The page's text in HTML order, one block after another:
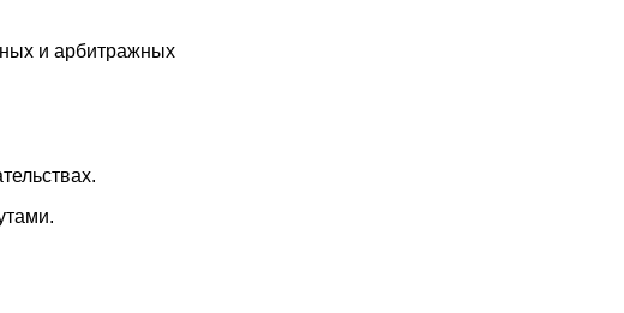
и арбитражных